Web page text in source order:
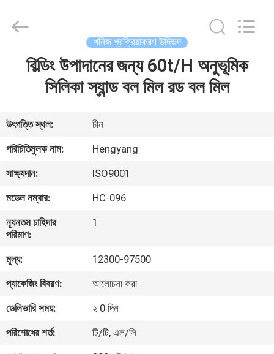
আমাদের
সম্পর্কে
কারখানা
ভ্রমণ
মান
নিয়ন্ত্রণ
যোগাযোগ
করুন
Industrial
Reserved.
খনিজ প্রক্রিয়াকরণ উদ্ভিদ
বিল্ডিং উপাদানের জন্য 60t/H অনুভূমিক
সিলিকা স্যান্ড বল মিল রড বল মিল
উৎপত্তি স্থল:
চীন
পরিচিতিমুলক নাম:
Hengyang
সাক্ষ্যদান:
ISO9001
মডেল নম্বার:
HC-096
ন্যূনতম চাহিদার
পরিমাণ:
1
মূল্য:
12300-97500
প্যাকেজিং বিবরণ:
আলোচনা করা
ডেলিভারি সময়:
২ 0 দিন
পরিশোধের শর্ত:
টি/টি, এল/সি